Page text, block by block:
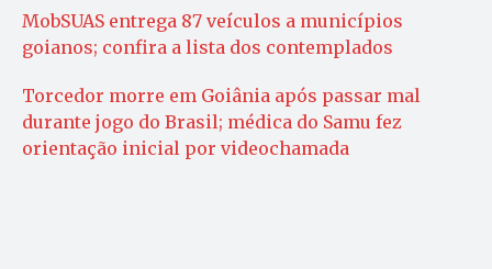
MobSUAS entrega 87 veículos a municípios
goianos; confira a lista dos contemplados
Torcedor morre em Goiânia após passar mal
durante jogo do Brasil; médica do Samu fez
orientação inicial por videochamada